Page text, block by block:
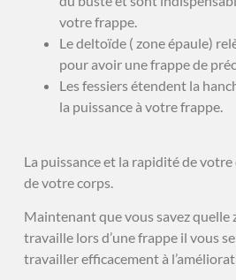
votre frappe.
Le deltoïde ( zone épaule)
pour avoir une frappe de
Les fessiers étendent la
la puissance à votre frappe.
La puissance et la rapidité de
de votre corps.
Maintenant que vous savez quelle
travaille lors d’une frappe il vous
travailler efficacement à